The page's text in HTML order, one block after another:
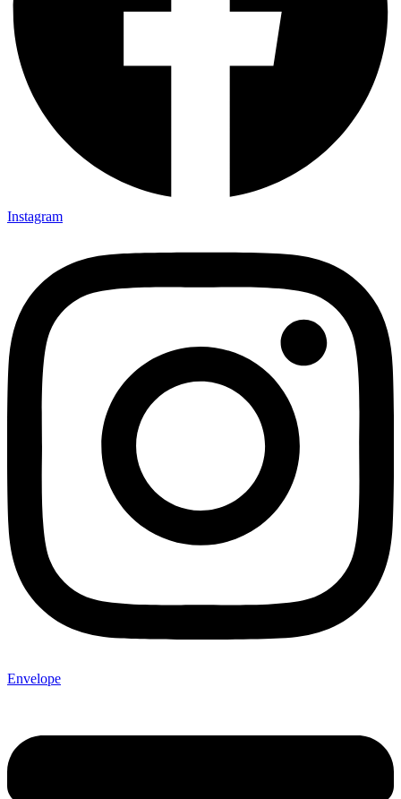
Instagram
Envelope